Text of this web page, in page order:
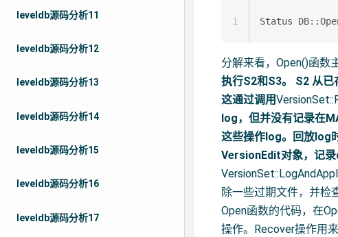
leveldb源码分析11
leveldb源码分析12
leveldb源码分析13
leveldb源码分析14
leveldb源码分析15
leveldb源码分析16
leveldb源码分析17
1
分解来看，Open()函数
执行S2和S3。 S2 从已
这通过调用
log，但并没有记录在
这些操作log。回放log
VersionEdit对象，记
除一些过期文件，并检
Open函数的代码，在
操作。Recover操作用